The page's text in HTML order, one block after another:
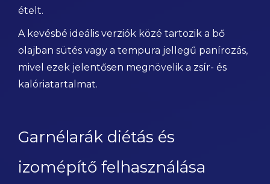
ételt.
A kevésbé ideális verziók közé tartozik a bő
olajban sütés vagy a tempura jellegű panírozás,
mivel ezek jelentősen megnövelik a zsír- és
kalóriatartalmat.
Garnélarák diétás és
izomépítő felhasználása